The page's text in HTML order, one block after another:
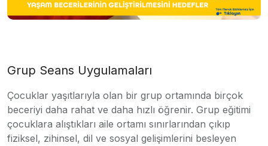
Grup Seans Uygulamaları
Çocuklar yaşıtlarıyla olan bir grup ortamında birçok
beceriyi daha rahat ve daha hızlı öğrenir. Grup eğitimi
çocuklara alıştıkları aile ortamı sınırlarından çıkıp
fiziksel, zihinsel, dil ve sosyal gelişimlerini besleyen